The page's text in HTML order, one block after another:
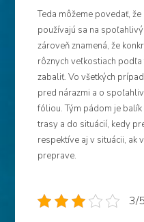
Teda môžeme povedať,
používajú sa na
zároveň znamená, že
rôznych veľkostiach
zabaliť. Vo všetkých
pred nárazmi a o
fóliou. Tým pádom je
trasy a do situácií, kedy
respektíve aj v situácii, ak
preprave.
3/